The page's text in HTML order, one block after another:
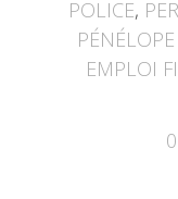
POLICE,
EMPLOI
0